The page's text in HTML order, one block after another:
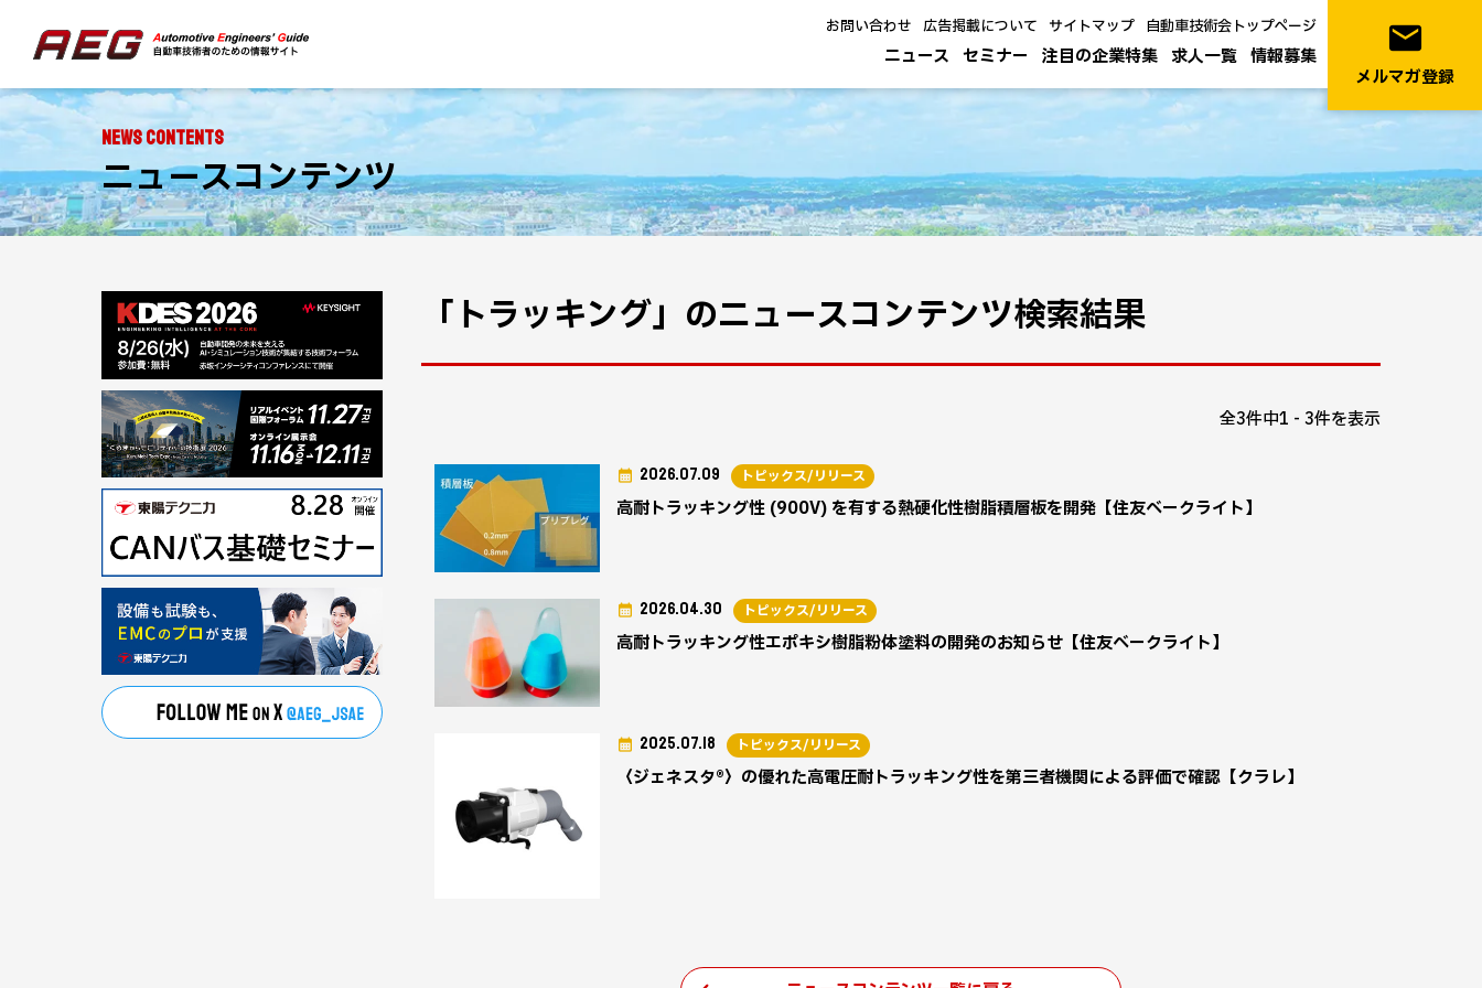
ニュース セミナー 注目の企業特集 求人一覧 情報募集
お問い合わせ 広告掲載について サイトマップ 自動車技術会トップページ email
メルマガ登録
NEWS CONTENTS
ニュースコンテンツ
「トラッキング」のニュースコンテンツ検索結果
全3件中1 - 3件を表示
高耐トラッキング性 (900V) を有する熱硬化性樹脂積層板を開発【住友ベークライト】
2026.07.09 トピックス/リリース
高耐トラッキング性エポキシ樹脂粉体塗料の開発のお知らせ【住友ベークライト】
2026.04.30 トピックス/リリース
〈ジェネスタ®〉の優れた高電圧耐トラッキング性を第三者機関による評価で確認【クラレ】
2025.07.18 トピックス/リリース